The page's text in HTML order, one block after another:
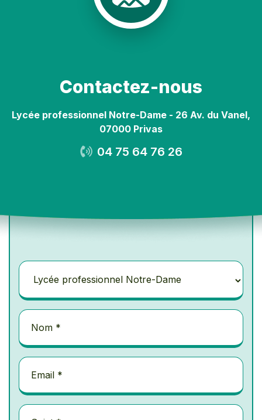
Contactez-nous
Lycée professionnel Notre-Dame - 26 Av. du Vanel,
07000 Privas
04 75 64 76 26